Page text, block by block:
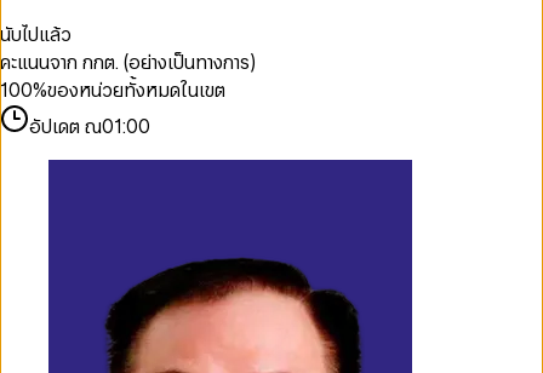
นับไปแล้ว
คะแนนจาก กกต. (อย่างเป็นทางการ)
100%ของหน่วยทั้งหมดในเขต
อัปเดต ณ01:00